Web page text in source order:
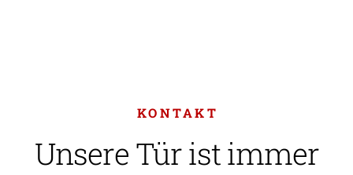
KONTAKT
Unsere Tür ist immer